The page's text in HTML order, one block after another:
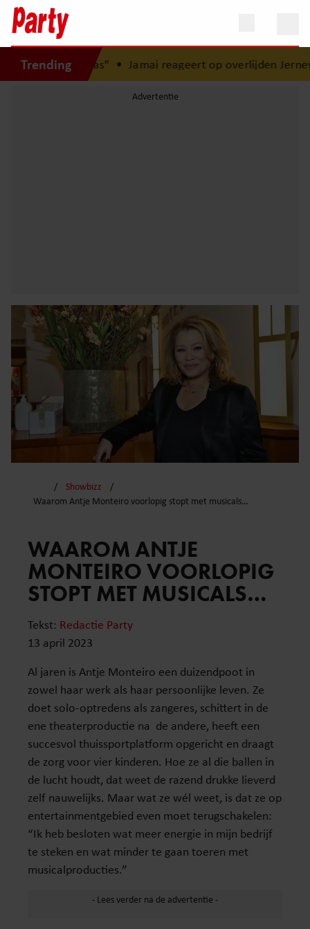
Trending
•Jamai reageert op overlijden Jerney Kaagman
Showbizz
Waarom Antje Monteiro voorlopig stopt met musicals…
WAAROM ANTJE
MONTEIRO VOORLOPIG
STOPT MET MUSICALS…
Tekst: Redactie Party
13 april 2023
Al jaren is Antje Monteiro een duizendpoot in
zowel haar werk als haar persoonlijke leven. Ze
doet solo-optredens als zangeres, schittert in de
ene theaterproductie na de andere, heeft een
succesvol thuissportplatform opgericht en draagt
de zorg voor vier kinderen. Hoe ze al die ballen in
de lucht houdt, dat weet de razend drukke lieverd
zelf nauwelijks. Maar wat ze wél weet, is dat ze op
entertainmentgebied even moet terugschakelen:
“Ik heb besloten wat meer energie in mijn bedrijf
te steken en wat minder te gaan toeren met
musicalproducties.”